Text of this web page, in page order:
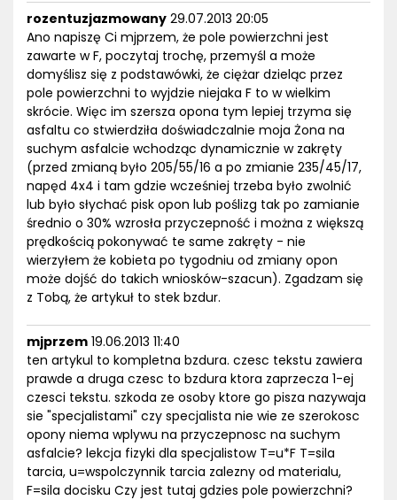
rozentuzjazmowany 29.07.2013 20:05
Ano napiszę Ci mjprzem, że pole powierzchni jest
zawarte w F, poczytaj trochę, przemyśl a może
domyślisz się z podstawówki, że ciężar dzieląc przez
pole powierzchni to wyjdzie niejaka F to w wielkim
skrócie. Więc im szersza opona tym lepiej trzyma się
asfaltu co stwierdziła doświadczalnie moja Żona na
suchym asfalcie wchodząc dynamicznie w zakręty
(przed zmianą było 205/55/16 a po zmianie 235/45/17,
napęd 4x4 i tam gdzie wcześniej trzeba było zwolnić
lub było słychać pisk opon lub poślizg tak po zamianie
średnio o 30% wzrosła przyczepność i można z większą
prędkością pokonywać te same zakręty - nie
wierzyłem że kobieta po tygodniu od zmiany opon
może dojść do takich wniosków-szacun). Zgadzam się
z Tobą, że artykuł to stek bzdur.
mjprzem 19.06.2013 11:40
ten artykul to kompletna bzdura. czesc tekstu zawiera
prawde a druga czesc to bzdura ktora zaprzecza 1-ej
czesci tekstu. szkoda ze osoby ktore go pisza nazywaja
sie "specjalistami" czy specjalista nie wie ze szerokosc
opony niema wplywu na przyczepnosc na suchym
asfalcie? lekcja fizyki dla specjalistow T=u*F T=sila
tarcia, u=wspolczynnik tarcia zalezny od materialu,
F=sila docisku Czy jest tutaj gdzies pole powierzchni?